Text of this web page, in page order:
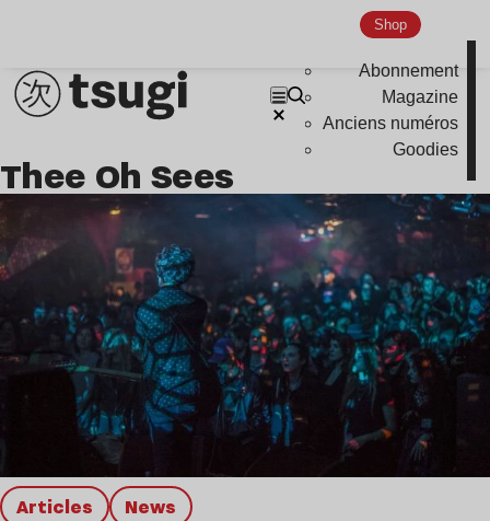
Shop
Abonnement
Magazine
Anciens numéros
Goodies
Thee Oh Sees
Articles news